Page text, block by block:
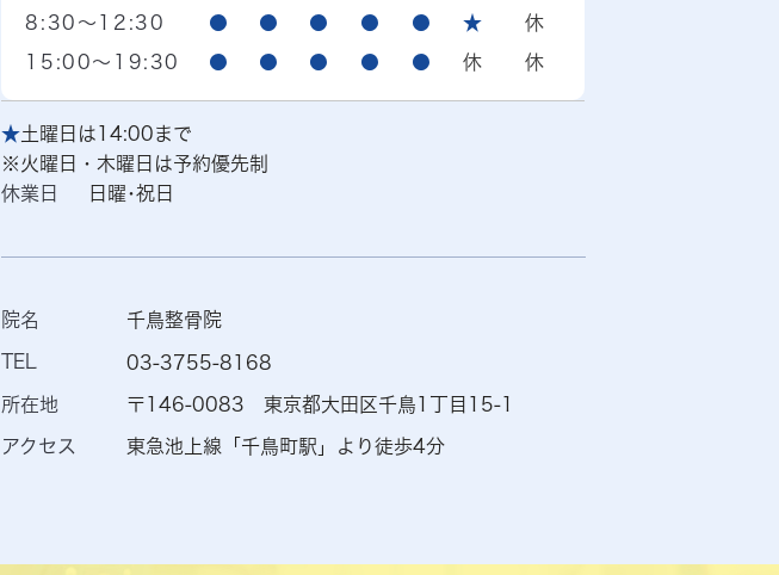
8:30～12:30 ● ● ● ● ● ★ 休
15:00～19:30 ● ● ● ● ● 休 休
★土曜日は14:00まで
※火曜日・木曜日は予約優先制
休業日
日曜･祝日
院名 千鳥整骨院
TEL 03-3755-8168
所在地 〒146-0083 東京都大田区千鳥1丁目15-1
アクセス 東急池上線「千鳥町駅」より徒歩4分